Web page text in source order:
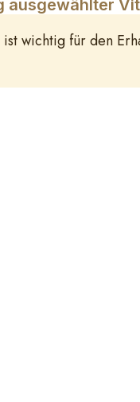
ausgewählter
ist wichtig für den